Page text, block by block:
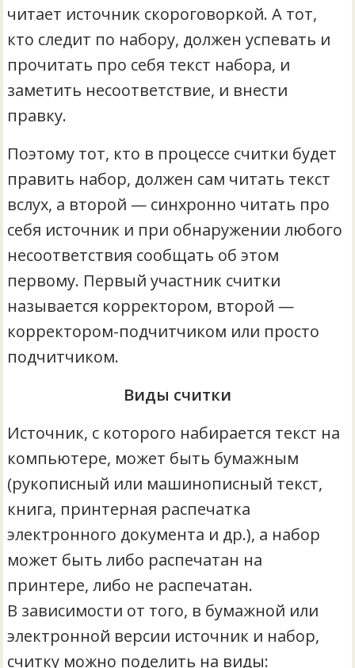
читает источник скороговоркой. А тот,
кто следит по набору, должен успевать и
прочитать про себя текст набора, и
заметить несоответствие, и внести
правку.
Поэтому тот, кто в процессе считки будет
править набор, должен сам читать текст
вслух, а второй — синхронно читать про
себя источник и при обнаружении любого
несоответствия сообщать об этом
первому. Первый участник считки
называется корректором, второй —
корректором-подчитчиком или просто
подчитчиком.
Виды считки
Источник, с которого набирается текст на
компьютере, может быть бумажным
(рукописный или машинописный текст,
книга, принтерная распечатка
электронного документа и др.), а набор
может быть либо распечатан на
принтере, либо не распечатан.
В зависимости от того, в бумажной или
электронной версии источник и набор,
считку можно поделить на виды: